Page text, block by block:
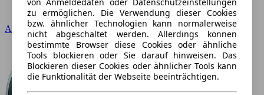
Audi
zu ermöglichen. Die Verwendung dieser Cookies
bzw. ähnlicher Technologien kann normalerweise
nicht abgeschaltet werden. Allerdings können
bestimmte Browser diese Cookies oder ähnliche
Tools blockieren oder Sie darauf hinweisen. Das
Blockieren dieser Cookies oder ähnlicher Tools kann
die Funktionalität der Webseite beeinträchtigen.